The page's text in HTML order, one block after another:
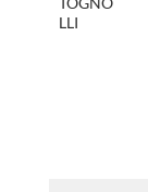
LLI